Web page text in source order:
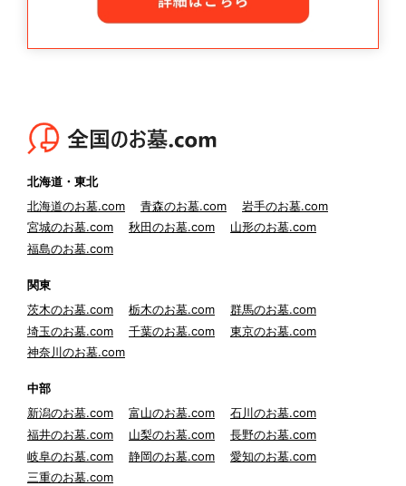
北海道・東北
北海道のお墓.com
青森のお墓.com
岩手のお墓.com
宮城のお墓.com
秋田のお墓.com
山形のお墓.com
福島のお墓.com
関東
茨木のお墓.com
栃木のお墓.com
群馬のお墓.com
埼玉のお墓.com
千葉のお墓.com
東京のお墓.com
神奈川のお墓.com
中部
新潟のお墓.com
富山のお墓.com
石川のお墓.com
福井のお墓.com
山梨のお墓.com
長野のお墓.com
岐阜のお墓.com
静岡のお墓.com
愛知のお墓.com
三重のお墓.com